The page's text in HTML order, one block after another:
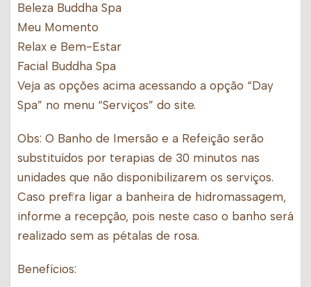
Beleza Buddha Spa
Meu Momento
Relax e Bem-Estar
Facial Buddha Spa
Veja as opções acima acessando a opção “Day
Spa” no menu “Serviços” do site.
Obs: O Banho de Imersão e a Refeição serão
substituídos por terapias de 30 minutos nas
unidades que não disponibilizarem os serviços.
Caso prefira ligar a banheira de hidromassagem,
informe a recepção, pois neste caso o banho será
realizado sem as pétalas de rosa.
Benefícios: